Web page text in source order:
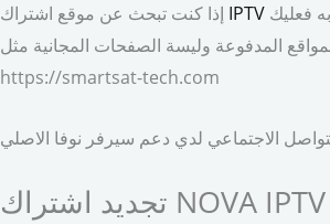
IPTV
المدفوعة وليسة الصفحات المجانية مثل
https://smartsat-tech.com
الاجتماعي لدي دعم سيرفر نوفا الاصلي
تجديد اشتراك NOVA IPTV